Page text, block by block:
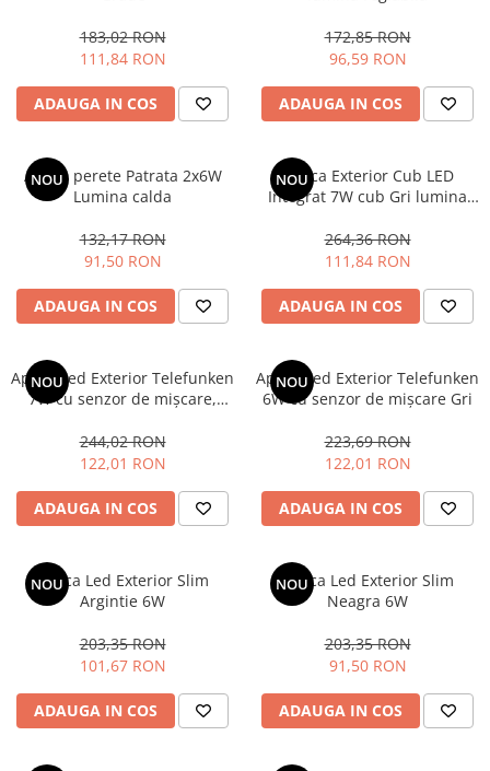
Iluminat dormitor
Iluminat baie
Iluminat hol
Iluminat terasa si curte
Iluminat spatiu comercial
Iluminat stradal
Benzi Led
Sisteme Iluminat pe Sina
Magnetica
183,02 RON
111,84 RON
ADAUGA IN COS
172,85 RON
96,59 RON
ADAUGA IN COS
NOU
Aplica perete Patrata 2x6W
Lumina calda
132,17 RON
91,50 RON
ADAUGA IN COS
NOU
Aplica Exterior Cub LED
Integrat 7W cub Gri lumina
264,36 RON
111,84 RON
ADAUGA IN COS
NOU
Aplica Led Exterior Telefunken
7W cu senzor de mișcare,
244,02 RON
122,01 RON
ADAUGA IN COS
NOU
Aplica Led Exterior Telefunken
6W cu senzor de mișcare Gri
223,69 RON
122,01 RON
ADAUGA IN COS
NOU
Aplica Led Exterior Slim
Argintie 6W
203,35 RON
101,67 RON
ADAUGA IN COS
NOU
Aplica Led Exterior Slim
Neagra 6W
203,35 RON
91,50 RON
ADAUGA IN COS